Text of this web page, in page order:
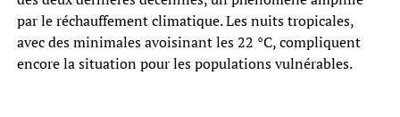
par le réchauffement climatique. Les nuits tropicales,
avec des minimales avoisinant les 22 °C, compliquent
encore la situation pour les populations vulnérables.